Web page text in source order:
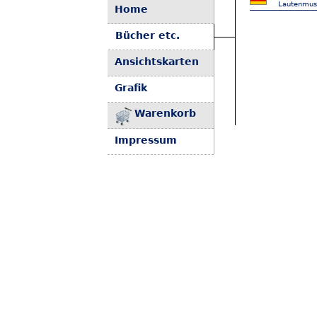
Home
Bücher etc.
Ansichtskarten
Grafik
Warenkorb
Impressum